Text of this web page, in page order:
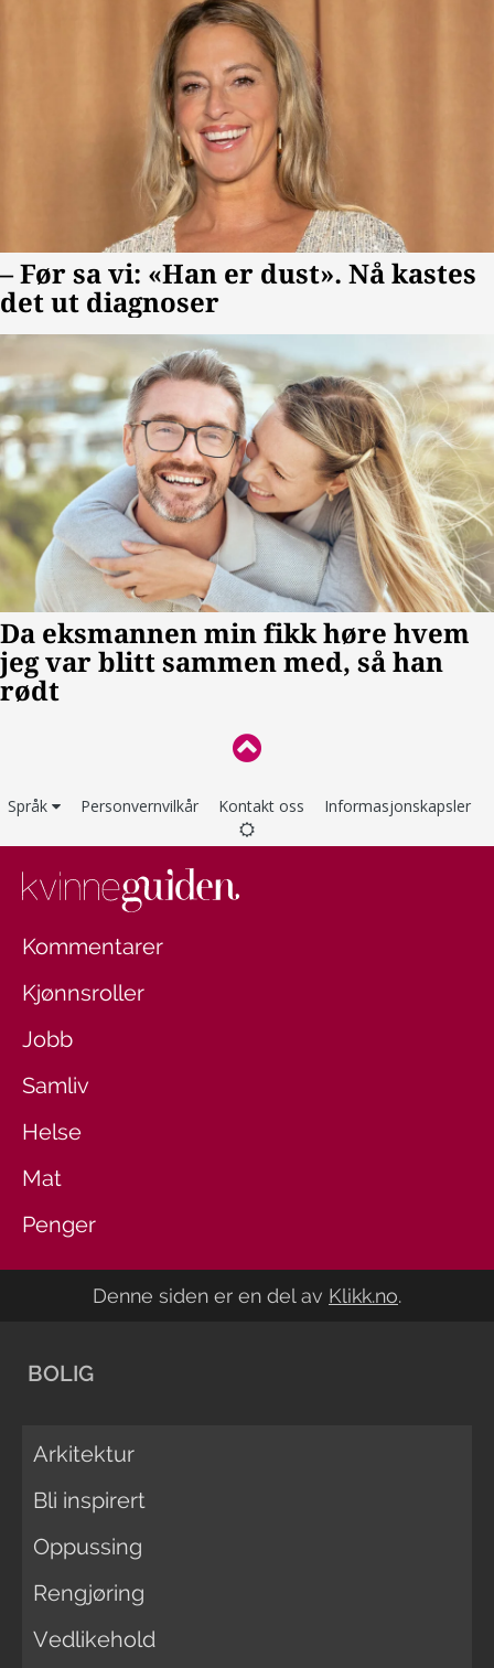
Språk Personvernvilkår Kontakt oss Informasjonskapsler
Kommentarer
Kjønnsroller
Jobb
Samliv
Helse
Mat
Penger
Denne siden er en del av Klikk.no.
BOLIG
Arkitektur
Bli inspirert
Oppussing
Rengjøring
Vedlikehold